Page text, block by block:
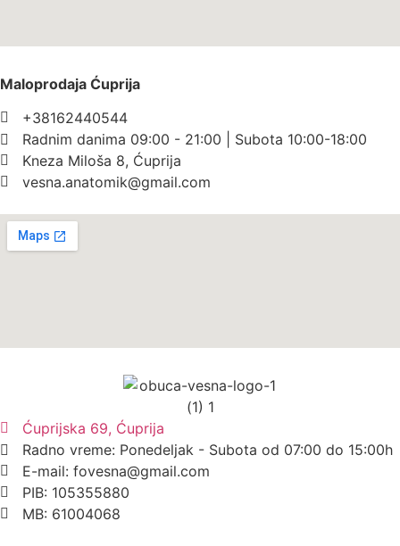
Maloprodaja Ćuprija
+38162440544
Radnim danima 09:00 - 21:00 | Subota 10:00-18:00
Kneza Miloša 8, Ćuprija
vesna.anatomik@gmail.com​
Ćuprijska 69, Ćuprija
Radno vreme: Ponedeljak - Subota od 07:00 do 15:00h
E-mail: fovesna@gmail.com
PIB: 105355880
MB: 61004068